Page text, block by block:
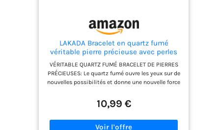
LAKADA Bracelet en quartz fumé
véritable pierre précieuse avec perles
rondes de 6mm - différentes longueurs
- bracelet en pierres précieuses porte -
bonheur talisman cadeau
VÉRITABLE QUARTZ FUMÉ BRACELET DE PIERRES
PRÉCIEUSES: Le quartz fumé ouvre les yeux sur de
nouvelles possibilités et donne une nouvelle force
détendre, réduit le stress et conduit ainsi à plus
d'équilibre. De plus, il augmente la résistance au
objectifs. LONGUEUR: Ce bracelet délicat est
10,99 €